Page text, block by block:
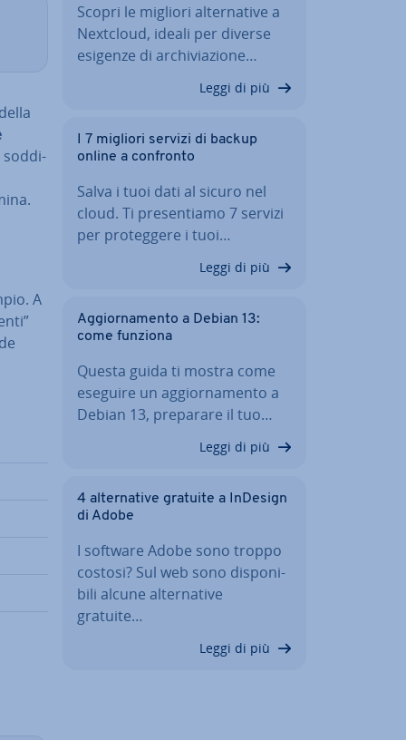
sod­di­
A
Scopri le migliori al­ter­na­ti­ve a
Nextcloud, ideali per diverse
esigenze di ar­chi­via­zio­ne…
Leggi di più
I 7 migliori servizi di backup
online a confronto
Salva i tuoi dati al sicuro nel
cloud. Ti pre­sen­tia­mo 7 servizi
per pro­teg­ge­re i tuoi…
Leggi di più
Ag­gior­na­men­to a Debian 13:
come funziona
Questa guida ti mostra come
eseguire un ag­gior­na­men­to a
Debian 13, preparare il tuo…
Leggi di più
4 al­ter­na­ti­ve gratuite a InDesign
di Adobe
I software Adobe sono troppo
costosi? Sul web sono di­spo­ni­
bi­li alcune al­ter­na­ti­ve
gratuite…
Leggi di più